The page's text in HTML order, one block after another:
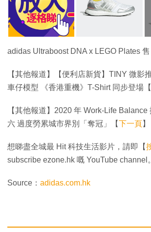
adidas Ultraboost DNA x LEGO Plates 售
【其他報道】【便利店新貨】TINY 微影
車仔模型 《香港重機》T-Shirt 同步登場【
【其他報道】2020 年 Work-Life Balance
六 過度勞累城市界別「奪冠」【下一頁】
想睇盡全城最 Hit 科技生活影片，請即【
subscribe ezone.hk 嘅 YouTube channel。
Source： adidas.com.hk